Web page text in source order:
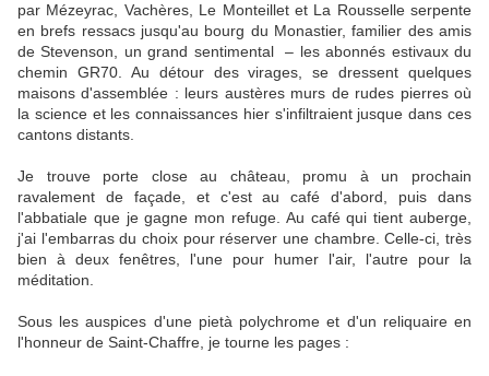
par Mézeyrac, Vachères, Le Monteillet et La Rousselle serpente
en brefs ressacs jusqu'au bourg du Monastier, familier des amis
de Stevenson, un grand sentimental – les abonnés estivaux du
chemin GR70. Au détour des virages, se dressent quelques
maisons d'assemblée : leurs austères murs de rudes pierres où
la science et les connaissances hier s'infiltraient jusque dans ces
cantons distants.
Je trouve porte close au château, promu à un prochain
ravalement de façade, et c'est au café d'abord, puis dans
l'abbatiale que je gagne mon refuge. Au café qui tient auberge,
j'ai l'embarras du choix pour réserver une chambre. Celle-ci, très
bien à deux fenêtres, l'une pour humer l'air, l'autre pour la
méditation.
Sous les auspices d'une pietà polychrome et d'un reliquaire en
l'honneur de Saint-Chaffre, je tourne les pages :